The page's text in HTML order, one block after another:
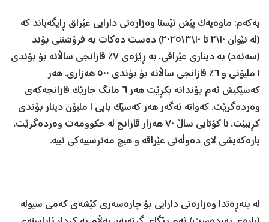
یەکەم: ماوەیەک پێش ئێستا وەزارەتی دارایی عێراق ڕایگەیاند کە
(لە نێوان ١٠\٢ تا ١٠\٣\٢٠٢٥) دەست دەکات بە فرۆشتنی بۆند
(سەنەد) بە دیناری عێراقی، بە ڕێژەی ٧٪ قازانجی ساڵانە بۆ بۆندی
١ ملیۆنی و ٦٪ قازانجی ساڵانە بۆ بۆندی ٥٠٠ هەزاری. هەر
کەسێکیش ئەم بۆندانە بکڕێت هەر ٦ مانگ جارێک قازانجەکەی
وەردەگرێت. کەواتە ئەگەر هەر کەسێک بایی ١ ملیۆن دینار بۆندی
کڕیبێت، تا کۆتایی ساڵ ٧٠ هەزار قازانج لە حکوومەت وەردەگرێت،
پارەکەیشی لای دەوڵەتی عێراقە و هیچ مەترسییەکی نییە.
لە بنەڕەتدا وەزارەتی دارایی بۆ چارەسەری کێشەی کەمی سیولە